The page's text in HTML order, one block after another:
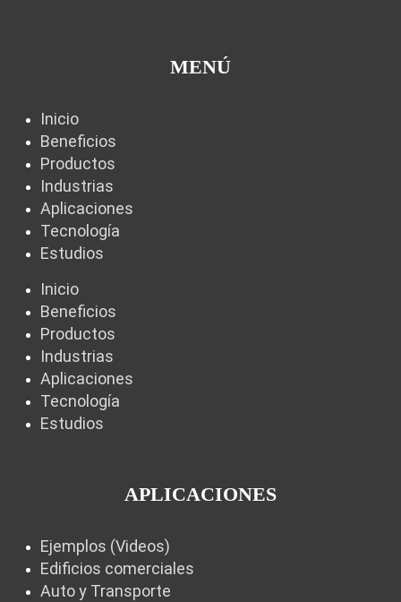
MENÚ
Inicio
Beneficios
Productos
Industrias
Aplicaciones
Tecnología
Estudios
Inicio
Beneficios
Productos
Industrias
Aplicaciones
Tecnología
Estudios
APLICACIONES
Ejemplos (Videos)
Edificios comerciales
Auto y Transporte